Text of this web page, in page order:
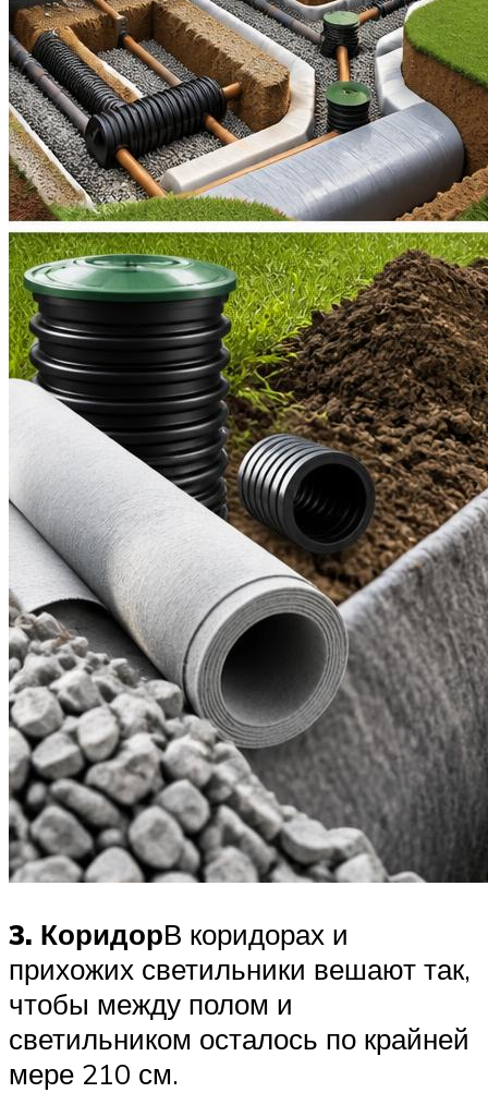
3. КоридорВ коридорах и
прихожих светильники вешают так,
чтобы между полом и
светильником осталось по крайней
мере 210 см.